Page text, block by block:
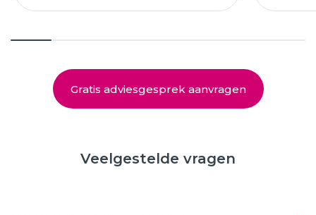
Gratis adviesgesprek aanvragen
Veelgestelde vragen